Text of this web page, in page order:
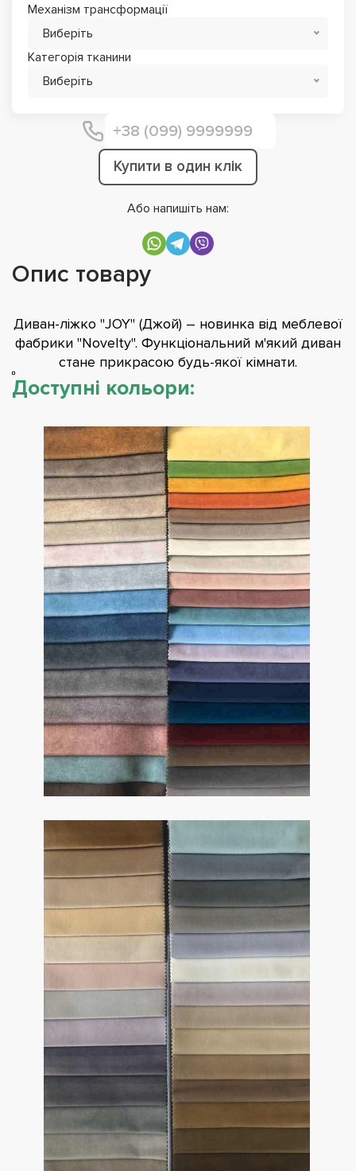
Механізм трансформації
Виберіть
Категорія тканини
Виберіть
Купити в один клік
Або напишіть нам:
Опис товару
Диван-ліжко "JOY" (Джой) – новинка від меблевої
фабрики "Novelty". Функціональний м'який диван
стане прикрасою будь-якої кімнати.
Доступні кольори: